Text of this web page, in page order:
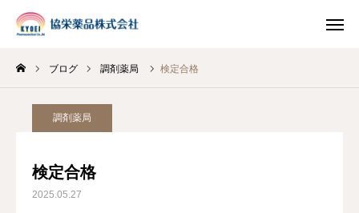
ブログ 調剤薬局 検定合格
調剤薬局
検定合格
2025.05.27
INSTAGRAM
HOME